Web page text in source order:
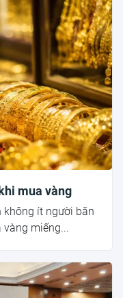
mua vàng
không ít người băn
vàng miếng...